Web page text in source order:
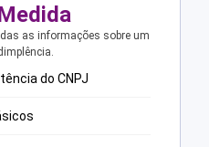
as informações sobre um
do CNPJ